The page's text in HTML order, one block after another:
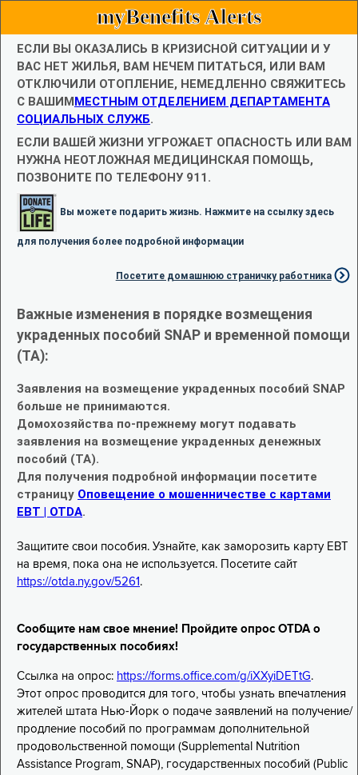
myBenefits Alerts
ЕСЛИ ВЫ ОКАЗАЛИСЬ В КРИЗИСНОЙ СИТУАЦИИ И У
ВАС НЕТ ЖИЛЬЯ, ВАМ НЕЧЕМ ПИТАТЬСЯ, ИЛИ ВАМ
ОТКЛЮЧИЛИ ОТОПЛЕНИЕ, НЕМЕДЛЕННО СВЯЖИТЕСЬ
С ВАШИММЕСТНЫМ ОТДЕЛЕНИЕМ ДЕПАРТАМЕНТА
СОЦИАЛЬНЫХ СЛУЖБ.
ЕСЛИ ВАШЕЙ ЖИЗНИ УГРОЖАЕТ ОПАСНОСТЬ ИЛИ ВАМ
НУЖНА НЕОТЛОЖНАЯ МЕДИЦИНСКАЯ ПОМОЩЬ,
ПОЗВОНИТЕ ПО ТЕЛЕФОНУ 911.
Вы можете подарить жизнь. Нажмите на ссылку здесь
для получения более подробной информации
Посетите домашнюю страничку работника
Важные изменения в порядке возмещения
украденных пособий SNAP и временной помощи
(TA):
Заявления на возмещение украденных пособий SNAP
больше не принимаются.
Домохозяйства по-прежнему могут подавать
заявления на возмещение украденных денежных
пособий (TA).
Для получения подробной информации посетите
страницу Оповещение о мошенничестве с картами
EBT | OTDA.
Защитите свои пособия. Узнайте, как заморозить карту EBT
на время, пока она не используется. Посетите сайт
https://otda.ny.gov/5261 .
Сообщите нам свое мнение! Пройдите опрос OTDA о
государственных пособиях!
Ссылка на опрос: https://forms.office.com/g/iXXyiDETtG.
Этот опрос проводится для того, чтобы узнать впечатления
жителей штата Нью-Йорк о подаче заявлений на получение/
продление пособий по программам дополнительной
продовольственной помощи (Supplemental Nutrition
Assistance Program, SNAP), государственных пособий (Public